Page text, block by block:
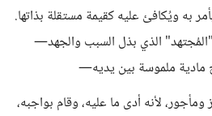
به ويُكافئ عليه كقيمة مستقلة بذاتها.
"المُجتهد" الذي بذل السبب والجهد—
ملموسة بين يديه—
لأنه أدى ما عليه، وقام بواجبه،